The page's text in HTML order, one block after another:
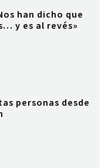
han dicho que
y es al revés»
personas desde